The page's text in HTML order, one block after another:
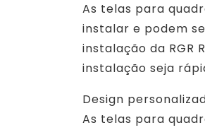
As telas para
instalar e podem
instalação da RGR
instalação seja
Design
As telas para